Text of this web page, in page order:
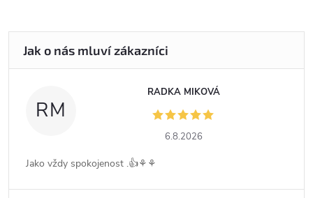
RM
RADKA MIKOVÁ
6.8.2026
Jako vždy spokojenost .👍⚘️⚘️